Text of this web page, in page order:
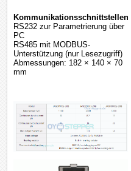
Kommunikationsschnittstellen:
RS232 zur Parametrierung über
PC
RS485 mit MODBUS-
Unterstützung (nur Lesezugriff)
Abmessungen: 182 × 140 × 70
mm